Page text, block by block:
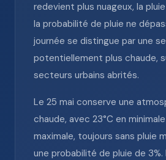
redevient plus nuageux, la
la probabilité de pluie ne
journée se distingue par une
potentiellement plus chaude,
secteurs urbains abrités.
Le 25 mai conserve une
chaude, avec 23°C en
maximale, toujours sans pluie
une probabilité de pluie de 3%.